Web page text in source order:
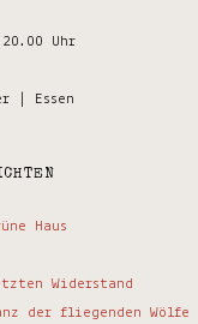
Uhr
| Essen
Haus
Widerstand
der fliegenden Wölfe